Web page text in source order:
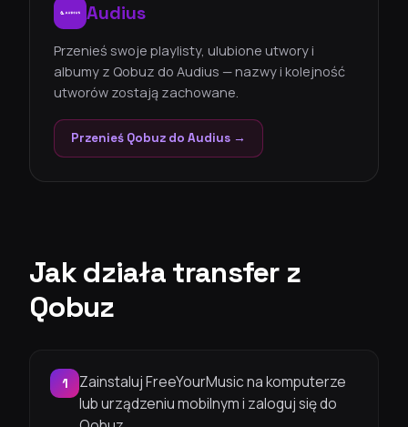
Audius
Przenieś swoje playlisty, ulubione utwory i
albumy z Qobuz do Audius — nazwy i kolejność
utworów zostają zachowane.
Przenieś Qobuz do Audius →
Jak działa transfer z
Qobuz
1
Zainstaluj FreeYourMusic na komputerze
lub urządzeniu mobilnym i zaloguj się do